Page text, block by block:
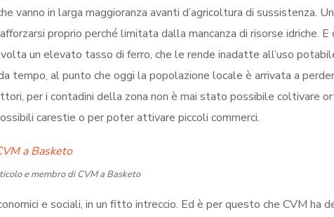
in larga maggioranza avanti d’agricoltura di sussistenza.
proprio perché limitata dalla mancanza di risorse idriche.
un elevato tasso di ferro, che le rende inadatte all’uso
tempo, al punto che oggi la popolazione locale è arrivata a
per i contadini della zona non è mai stato possibile coltivare
carestie o per poter attivare piccoli commerci.
e membro di CVM a Basketo
e sociali, in un fitto intreccio. Ed è per questo che CVM ha